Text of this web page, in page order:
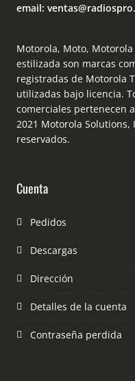
email:
Motorola, Moto,
estilizada son marcas
registradas de Motorola
utilizadas bajo licencia.
comerciales pertenecen
2021 Motorola Solutions,
reservados.
Cuenta
Pedidos
Descargas
Dirección
Detalles de la cuenta
Contraseña perdida